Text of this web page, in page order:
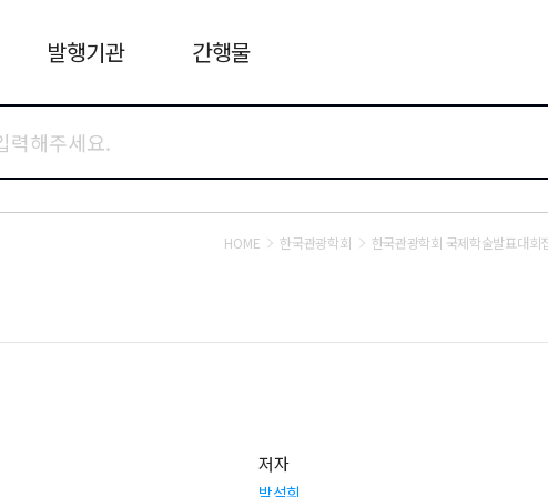
발행기관 간행물
HOME 한국관광학회 한국관광학회 국제학술발표대회
저자